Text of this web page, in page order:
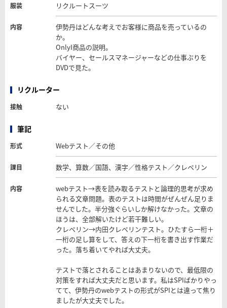
服装 リクルートスーツ
内容
伊勢丹はどんな考えでお客様に商品を売っているの
か。
OnlyI商品の説明。
バイヤー、セールスマネージャーなどの仕事ぶりを
DVDで見た。
リクルーター
接触 ない
筆記
形式 Webテスト／その他
課目 数学、算数／国語、漢字／性格テスト／クレペリン
内容
webテスト→表を読み取るテストと論理的思考が求め
られる文章問題。表のテストは時間がぜんぜん足りま
せんでした。半分強ぐらいしか解けなかった。文章の
ほうは、全部解いたけど若干難しい。
クレペリン→内田クレペリンテスト。ひたすら一桁＋
一桁の足し算をして、答えの下一桁を書き出す作業だ
った。落ち着いてやれば大丈夫。
テストで落とされることはあまりないので、最低限の
対策をすれば大丈夫だと思います。私はSPIばかりやっ
てて、伊勢丹のwebテストの形式がSPIとは違って焦り
ましたが大丈夫でした。